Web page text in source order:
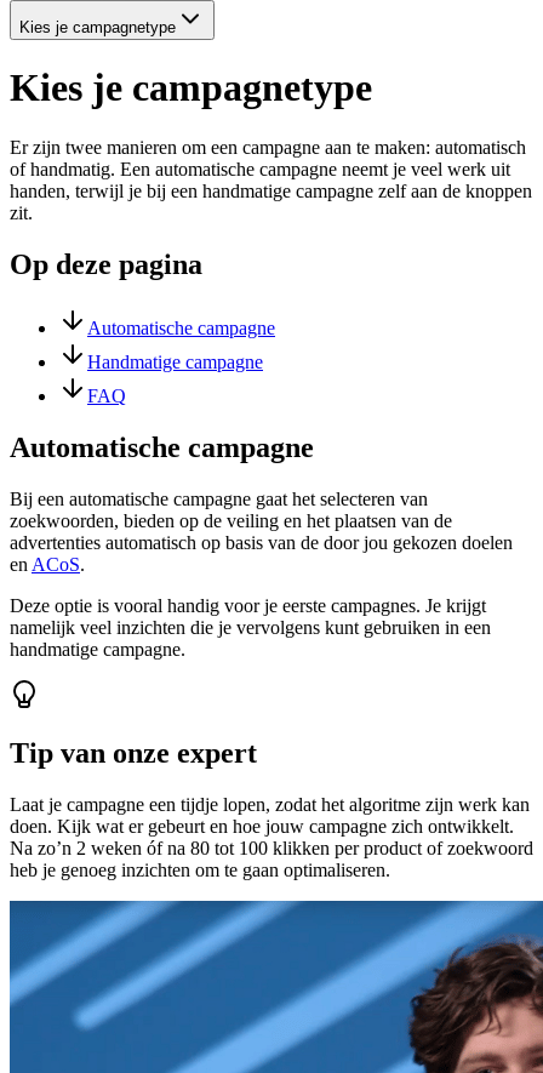
Kies je campagnetype
Kies je campagnetype
Er zijn twee manieren om een campagne aan te maken: automatisch
of handmatig. Een automatische campagne neemt je veel werk uit
handen, terwijl je bij een handmatige campagne zelf aan de knoppen
zit.
Op deze pagina
Automatische campagne
Handmatige campagne
FAQ
Automatische campagne
Bij een automatische campagne gaat het selecteren van
zoekwoorden, bieden op de veiling en het plaatsen van de
advertenties automatisch op basis van de door jou gekozen doelen
en ACoS.
Deze optie is vooral handig voor je eerste campagnes. Je krijgt
namelijk veel inzichten die je vervolgens kunt gebruiken in een
handmatige campagne.
Tip van onze expert
Laat je campagne een tijdje lopen, zodat het algoritme zijn werk kan
doen. Kijk wat er gebeurt en hoe jouw campagne zich ontwikkelt.
Na zo’n 2 weken óf na 80 tot 100 klikken per product of zoekwoord
heb je genoeg inzichten om te gaan optimaliseren.